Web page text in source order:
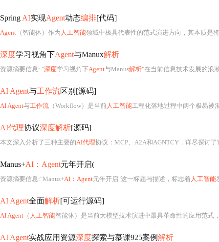
Spring AI实现Agent动态编排[代码]
Agent （智能体）作为 人工智能领域中极具代表性的范式演进方向，其本质是将大语言模型（LLM）从“被动响应式工具”升级为具备目标导
深度学习视角下Agent与Manux解析
资源摘要信息: "深度学习视角下Agent与Manus解析"在当前信息技术发展的浪
AI Agent与工作流区别[源码]
AI Agent与工作流 （Workflow）是当前 人工智能工程化落地过程中两个极易被
AI代理协议深度解析[源码]
本文深入分析了三种主要的AI代理协议 ： MCP、A2A和AGNTCY，详尽探讨了
Manus+AI：Agent元年开启(
资源摘要信息:"Manus+AI：Agent元年开启"这一标题与描述，标志着人工智能发
AI Agent全面解析[可运行源码]
AI Agent （ 人工智能智能体）是当前大模型技术演进中最具革命性的应用范式
AI Agent实战应用资源深度探索与慕课925案例解析